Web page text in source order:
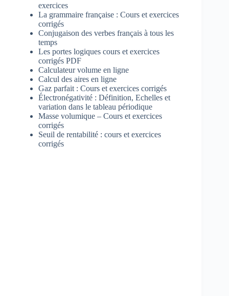
exercices
La grammaire française : Cours et exercices
corrigés
Conjugaison des verbes français à tous les
temps
Les portes logiques cours et exercices
corrigés PDF
Calculateur volume en ligne
Calcul des aires en ligne
Gaz parfait : Cours et exercices corrigés
Électronégativité : Définition, Echelles et
variation dans le tableau périodique
Masse volumique – Cours et exercices
corrigés
Seuil de rentabilité : cours et exercices
corrigés